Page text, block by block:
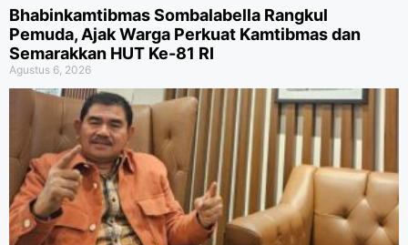
Bhabinkamtibmas Sombalabella Rangkul
Pemuda, Ajak Warga Perkuat Kamtibmas dan
Semarakkan HUT Ke-81 RI
Agustus 6, 2026